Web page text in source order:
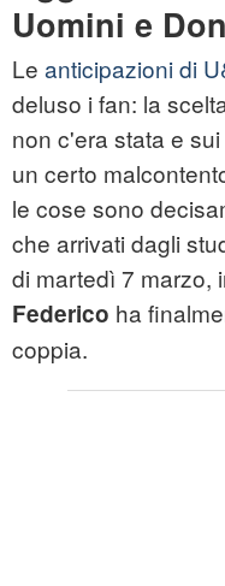
Uomini e
Le anticipazioni di
deluso i fan: la
non c'era stata e
un certo
le cose sono
che arrivati dagli
di martedì 7 marzo,
Federico ha
coppia.